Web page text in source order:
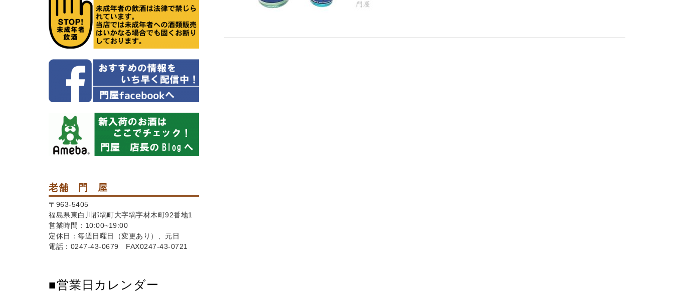
老舗 門 屋
〒963-5405
福島県東白川郡塙町大字塙字材木町92番地1
営業時間：10:00~19:00
定休日：毎週日曜日（変更あり）、元日
電話：0247-43-0679 FAX0247-43-0721
■営業日カレンダー